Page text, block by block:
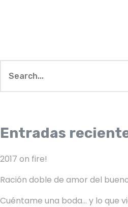
Entradas
2017 on fire!
Ración doble de amor del
Cuéntame una boda… y lo que